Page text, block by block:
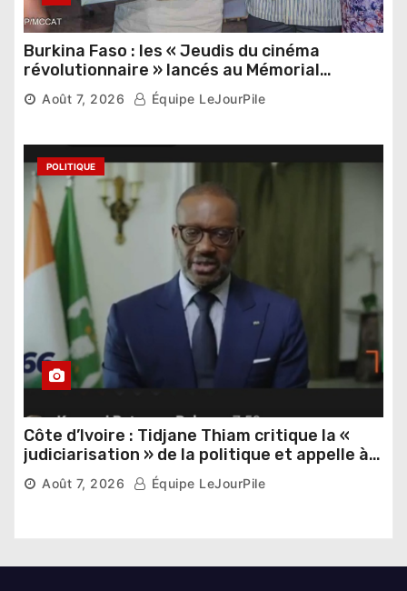
Burkina Faso : les « Jeudis du cinéma
révolutionnaire » lancés au Mémorial
Thomas Sankara
Août 7, 2026 Équipe LeJourPile
POLITIQUE
Côte d’Ivoire : Tidjane Thiam critique la «
judiciarisation » de la politique et appelle à
poursuivre l’apaisement
Août 7, 2026 Équipe LeJourPile